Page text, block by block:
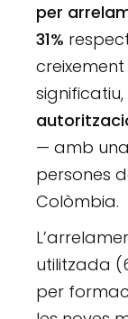
per
31%
— amb
persones
Colòmbia.
utilitzada
per